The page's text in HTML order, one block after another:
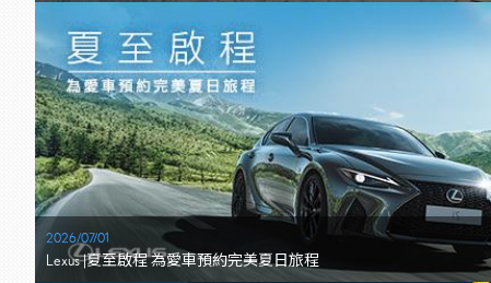
2026/07/01
Lexus |夏至啟程 為愛車預約完美夏日旅程